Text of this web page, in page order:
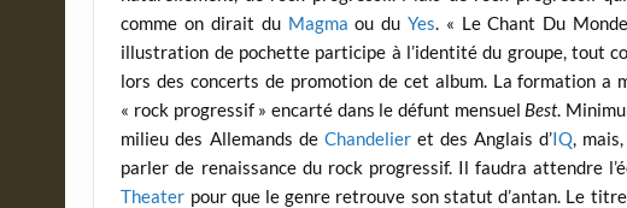
comme on dirait du Magma ou duYes . « Le Chant Du
illustration de pochette participe à l’identité du groupe, tout
lors des concerts de promotion de cet album. La formation a
« rock progressif » encarté dans le défunt mensuel Best.
milieu des Allemands de Chandelieret des Anglais d’IQ ,
parler de renaissance du rock progressif. Il faudra attendre
Theater pour que le genre retrouve son statut d’antan. Le